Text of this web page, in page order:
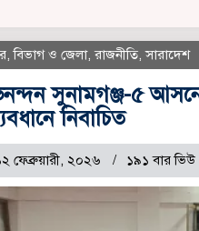
,বিভাগ ও জেলা, রাজনীতি,সারাদেশ
সুনামগঞ্জ-৫
নিবা‌চিত
ফেব্রুয়ারী, ২০২৬ ১৯১ বার ভিউ